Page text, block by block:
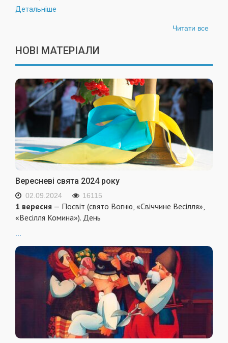
Детальніше
Читати все
НОВІ МАТЕРІАЛИ
Вересневі свята 2024 року
02.09.2024 16115
1 вересня — Посвіт (свято Вогню, «Свіччине Весілля»,
«Весілля Комина»). День
...